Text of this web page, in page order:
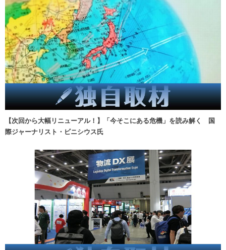
【次回から大幅リニューアル！】「今そこにある危機」を読み解く 国
際ジャーナリスト・ビニシウス氏